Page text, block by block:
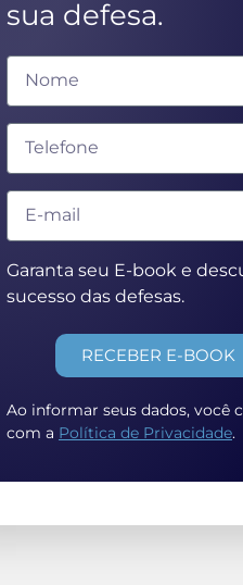
sua defesa.
Garanta seu E-book e
sucesso das defesas.
RECEBER E-BOOK
Ao informar seus dados, você
com a Política de Privacidade.